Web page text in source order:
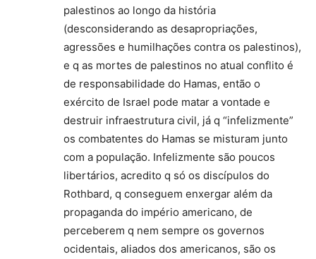
palestinos ao longo da história
(desconsiderando as desapropriações,
agressões e humilhações contra os palestinos),
e q as mortes de palestinos no atual conflito é
de responsabilidade do Hamas, então o
exército de Israel pode matar a vontade e
destruir infraestrutura civil, já q “infelizmente”
os combatentes do Hamas se misturam junto
com a população. Infelizmente são poucos
libertários, acredito q só os discípulos do
Rothbard, q conseguem enxergar além da
propaganda do império americano, de
perceberem q nem sempre os governos
ocidentais, aliados dos americanos, são os